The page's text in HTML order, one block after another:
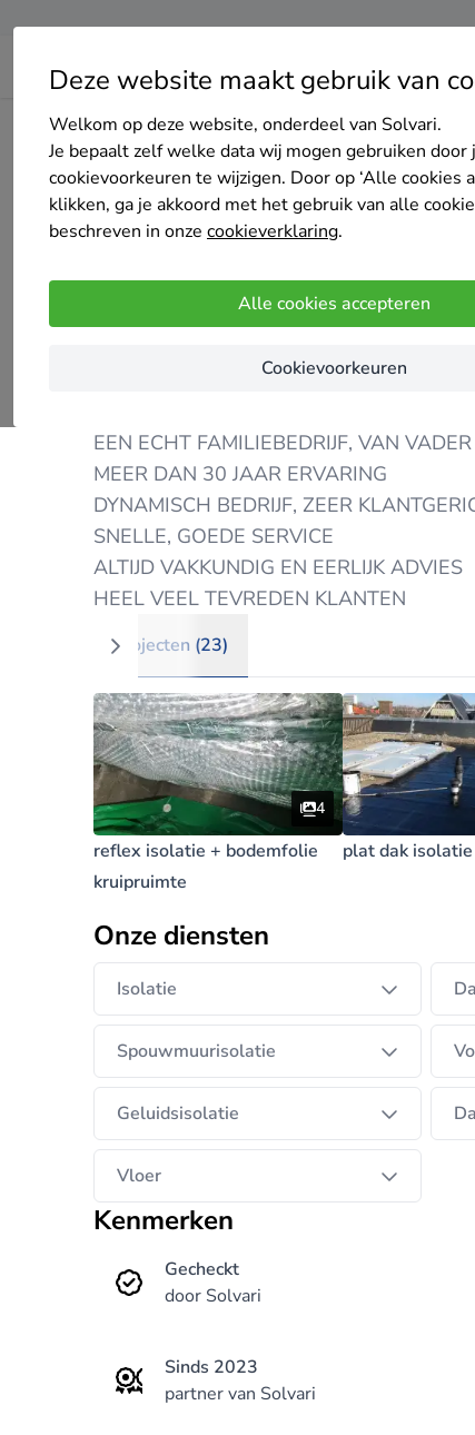
Deze website maakt gebruik van
Welkom op deze website, onderdeel van Solvari.
Je bepaalt zelf welke data wij mogen gebruiken door
cookievoorkeuren te wijzigen. Door op ‘Alle cookies
klikken, ga je akkoord met het gebruik van alle
beschreven in onze cookieverklaring.
Alle cookies accepteren
Cookievoorkeuren
Home Bedrijven overzicht All-in isolatie
198 keer gekozen
(54 reviews)
EEN ECHT FAMILIEBEDRIJF, VAN
MEER DAN 30 JAAR ERVARING
DYNAMISCH BEDRIJF, ZEER
SNELLE, GOEDE SERVICE
ALTIJD VAKKUNDIG EN EERLIJK ADVIES
HEEL VEEL TEVREDEN KLANTEN
Projecten (23)
4
reflex isolatie + bodemfolie
kruipruimte
plat dak isolatie
Onze diensten
Isolatie
Spouwmuurisolatie
Geluidsisolatie
Vloer
Kenmerken
Gecheckt
door Solvari
Sinds 2023
partner van Solvari